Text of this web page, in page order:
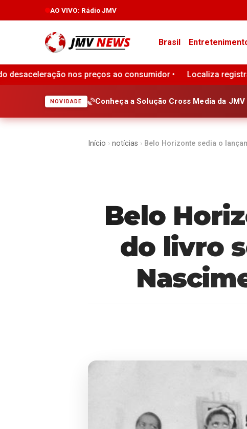
AO VIVO: Rádio JMV
Brasil
ao consumidor • Localiza registra lucro de R$ 1 bilhão no
NOVIDADE Conheça a Solução Cross Media da
Início › notícias › Belo Horizonte sedia o
Belo
do livro